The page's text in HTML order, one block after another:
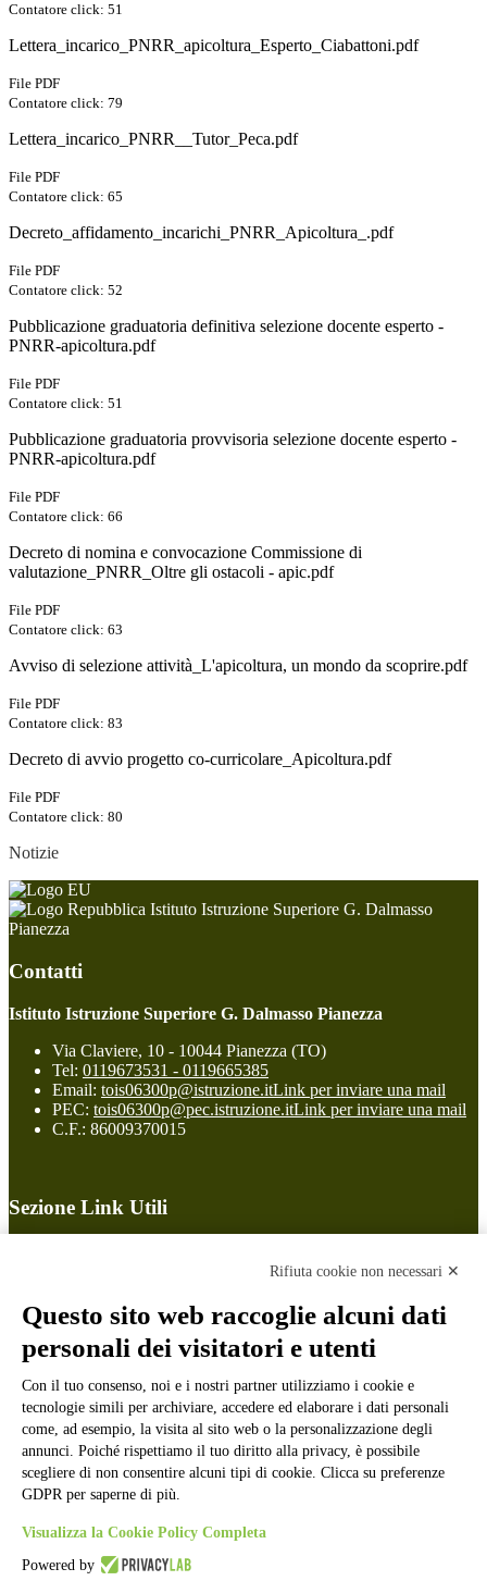
Contatore click: 51
Lettera_incarico_PNRR_apicoltura_Esperto_Ciabattoni.pdf
File PDF
Contatore click: 79
Lettera_incarico_PNRR__Tutor_Peca.pdf
File PDF
Contatore click: 65
Decreto_affidamento_incarichi_PNRR_Apicoltura_.pdf
File PDF
Contatore click: 52
Pubblicazione graduatoria definitiva selezione docente esperto -
PNRR-apicoltura.pdf
File PDF
Contatore click: 51
Pubblicazione graduatoria provvisoria selezione docente esperto -
PNRR-apicoltura.pdf
File PDF
Contatore click: 66
Decreto di nomina e convocazione Commissione di
valutazione_PNRR_Oltre gli ostacoli - apic.pdf
File PDF
Contatore click: 63
Avviso di selezione attività_L'apicoltura, un mondo da scoprire.pdf
File PDF
Contatore click: 83
Decreto di avvio progetto co-curricolare_Apicoltura.pdf
File PDF
Contatore click: 80
Notizie
Istituto Istruzione Superiore G. Dalmasso
Pianezza
Contatti
Istituto Istruzione Superiore G. Dalmasso Pianezza
Via Claviere, 10 - 10044 Pianezza (TO)
Tel: 0119673531 - 0119665385
Email: tois06300p@istruzione.itLink per inviare una mail
PEC: tois06300p@pec.istruzione.itLink per inviare una mail
C.F.: 86009370015
Sezione Link Utili
Ufficio Relazioni con il Pubblico
Dichiarazione di accessibilità
Obiettivi di accessibilità
Gestione consensi cookie
Amministrazione trasparente
Pagina visualizzata
535 volte
Sezione Copyright
Copyright 2026 | Engineered and powered by Gruppo Spaggiari
Parma S.p.A. | Divisione Publishing & New Social Media
Rifiuta cookie non necessari ✕
Questo sito web raccoglie alcuni dati
personali dei visitatori e utenti
Con il tuo consenso, noi e i nostri partner utilizziamo i cookie e
tecnologie simili per archiviare, accedere ed elaborare i dati personali
come, ad esempio, la visita al sito web o la personalizzazione degli
annunci. Poiché rispettiamo il tuo diritto alla privacy, è possibile
scegliere di non consentire alcuni tipi di cookie. Clicca su preferenze
GDPR per saperne di più.
Visualizza la Cookie Policy Completa
Powered by